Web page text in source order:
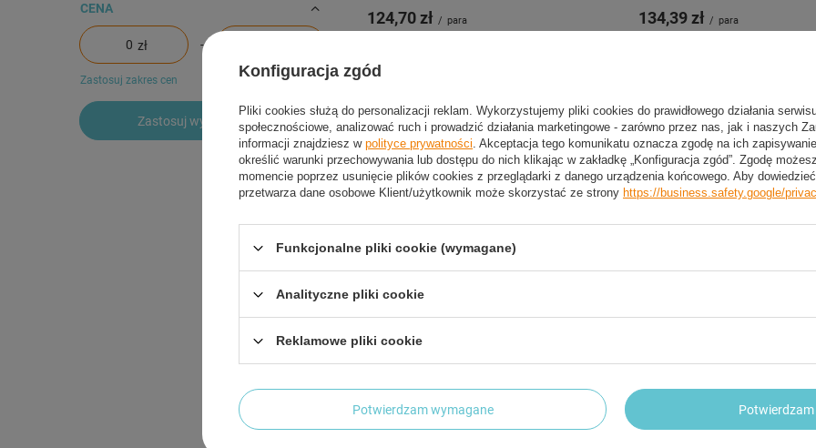
CENA
zł -
Zastosuj zakres cen
Zastosuj wybrane filtry
124,70 zł / para 134,39 zł / para
Rekreacyjne Granatowe ABEC-7 NILS
Konfiguracja zgód
Pliki cookies służą do personalizacji reklam. Wykorzystujemy pliki cookies do prawidłowego działania
społecznościowe, analizować ruch i prowadzić działania marketingowe - zarówno przez nas, jak i naszych
informacji znajdziesz w polityce prywatności. Akceptacja tego komunikatu oznacza zgodę na ich
określić warunki przechowywania lub dostępu do nich klikając w zakładkę „Konfiguracja zgód”. Zgodę
momencie poprzez usunięcie plików cookies z przeglądarki z danego urządzenia końcowego. Aby
przetwarza dane osobowe Klient/użytkownik może skorzystać ze strony https://business.safety.google/
Funkcjonalne pliki cookie (wymagane)
Analityczne pliki cookie
Reklamowe pliki cookie
Potwierdzam wymagane